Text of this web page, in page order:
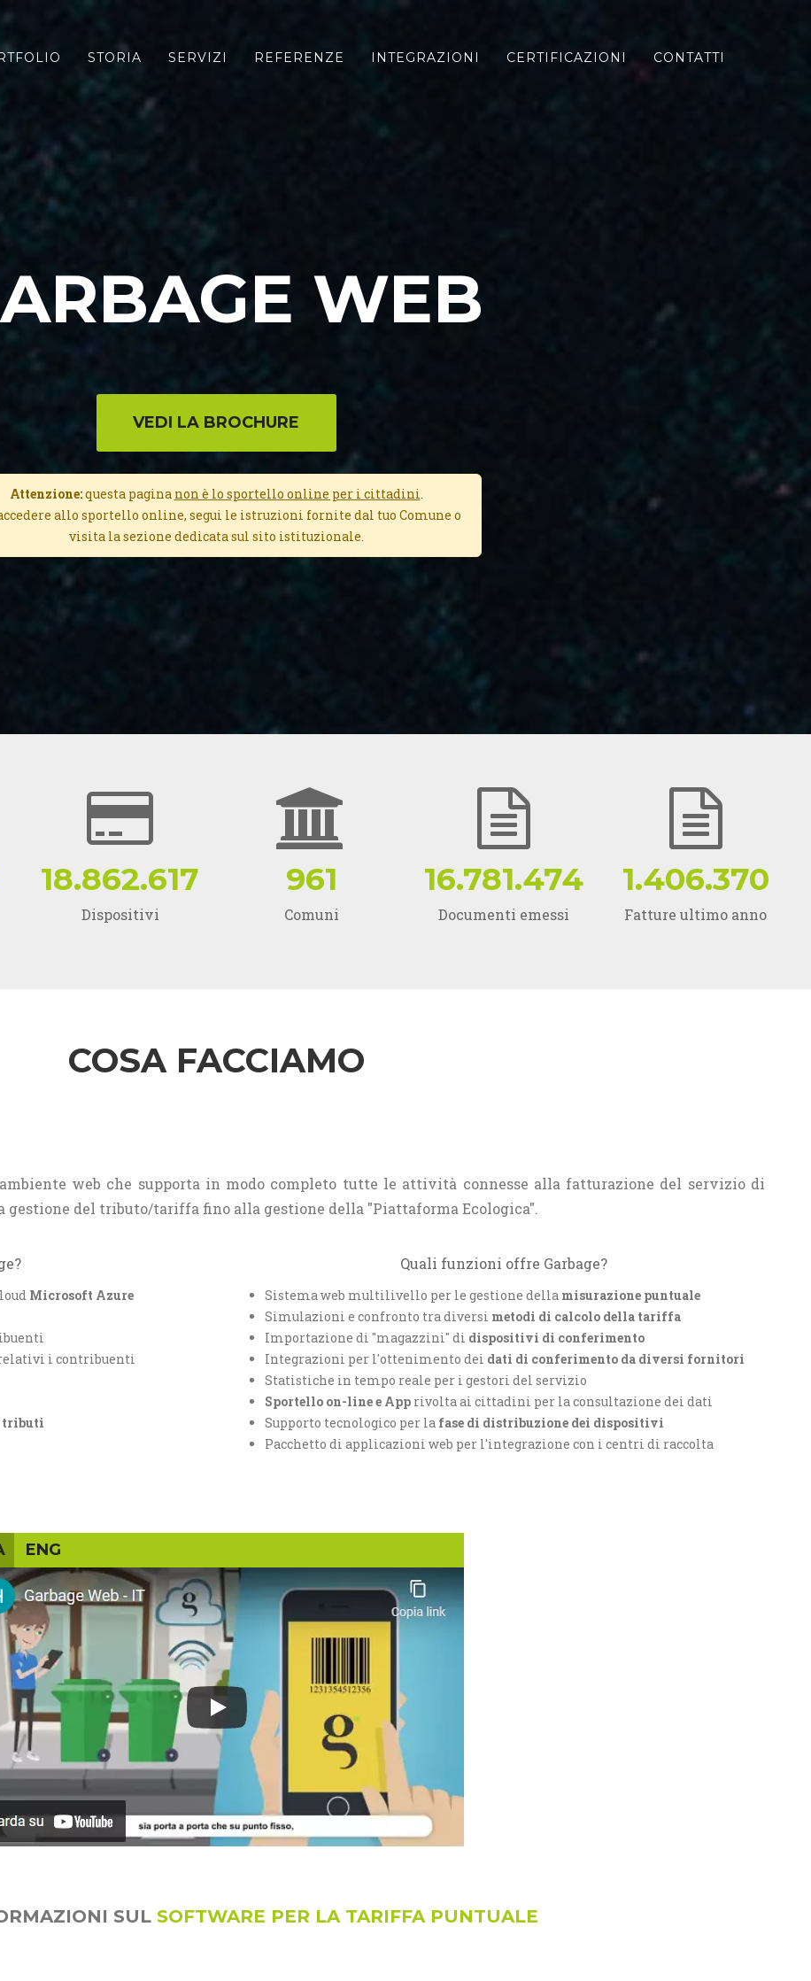
STORIA SERVIZI REFERENZE INTEGRAZIONI CERTIFICAZIONI CONTATTI
WEB
Attenzione:questa pagina non è lo sportello online per i cittadini.
allo sportello online, segui le istruzioni fornite dal tuo Comune o
visita la sezione dedicata sul sito istituzionale.
18.862.617
Dispositivi
961
Comuni
16.781.474
Documenti emessi
1.406.370
Fatture ultimo anno
COSA FACCIAMO
web che supporta in modo completo tutte le attività connesse alla fatturazione del servizio di
del tributo/tariffa fino alla gestione della "Piattaforma Ecologica".
Microsoft Azure
i contribuenti
tributi
Quali funzioni offre Garbage?
Sistema web multilivello per le gestione della misurazione puntuale
Simulazioni e confronto tra diversi metodi di calcolo della tariffa
Importazione di "magazzini" di dispositivi di conferimento
Integrazioni per l'ottenimento dei dati di conferimento da diversi fornitori
Statistiche in tempo reale per i gestori del servizio
Sportello on-line e App rivolta ai cittadini per la consultazione dei dati
Supporto tecnologico per la fase di distribuzione dei dispositivi
Pacchetto di applicazioni web per l'integrazione con i centri di raccolta
ENG
SUL SOFTWARE PER LA TARIFFA PUNTUALE